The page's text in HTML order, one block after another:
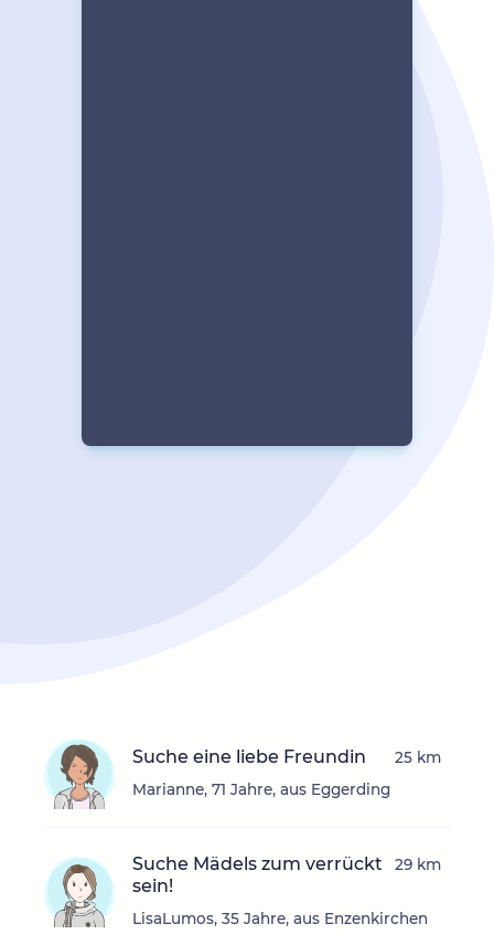
Suche eine liebe Freundin
Marianne, 71 Jahre, aus Eggerding
25 km
Suche Mädels zum verrückt
sein!
LisaLumos, 35 Jahre, aus Enzenkirchen
29 km